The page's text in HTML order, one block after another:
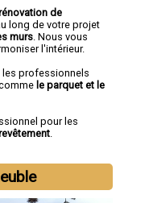
de
long de votre projet
murs. Nous vous
l'intérieur.
les professionnels
le parquet et le
pour les
.